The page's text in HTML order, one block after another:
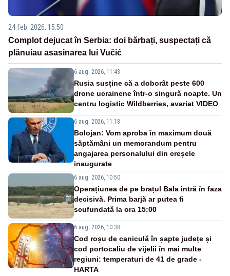
24 feb. 2026, 15:50
Complot dejucat în Serbia: doi bărbați, suspectați că
plănuiau asasinarea lui Vučić
6 aug. 2026, 11:43
Rusia susține că a doborât peste 600
drone ucrainene într-o singură noapte. Un
centru logistic Wildberries, avariat VIDEO
6 aug. 2026, 11:18
Bolojan: Vom aproba în maximum două
săptămâni un memorandum pentru
angajarea personalului din creșele
inaugurate
6 aug. 2026, 10:50
Operațiunea de pe brațul Bala intră în faza
decisivă. Prima barjă ar putea fi
scufundată la ora 15:00
6 aug. 2026, 10:38
Cod roșu de caniculă în șapte județe și
cod portocaliu de vijelii în mai multe
regiuni: temperaturi de 41 de grade -
HARTA